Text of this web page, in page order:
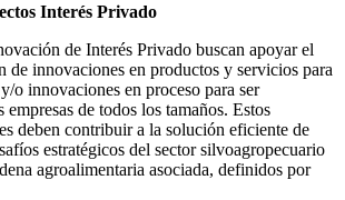
Interés Privado
de Interés Privado buscan apoyar el
de innovaciones en productos y servicios para
o innovaciones en proceso para ser
empresas de todos los tamaños. Estos
deben contribuir a la solución eficiente de
estratégicos del sector silvoagropecuario
agroalimentaria asociada, definidos por